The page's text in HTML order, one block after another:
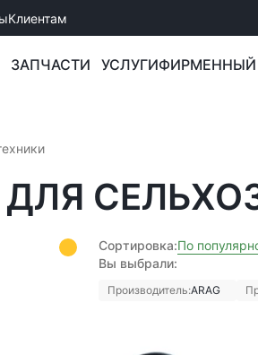
Клиентам
ЗАПЧАСТИ УСЛУГИФИРМЕННЫЙ
Сортировка:По
Вы выбрали:
Производитель:ARAG